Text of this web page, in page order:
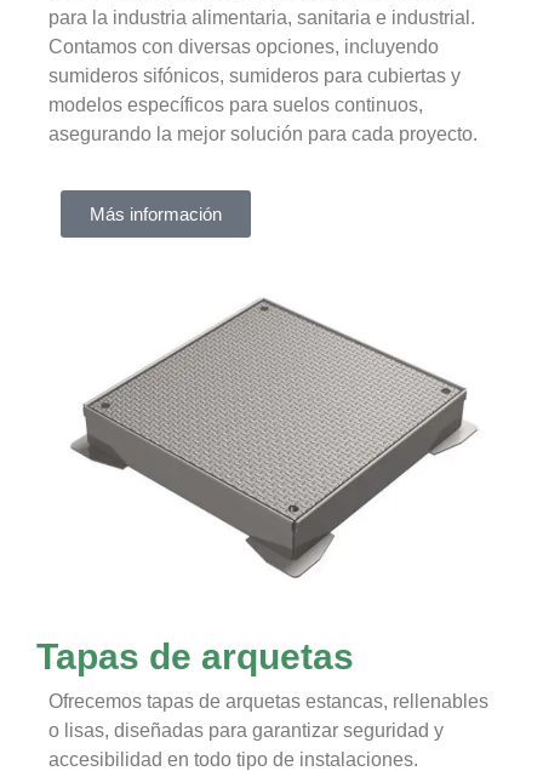
para la industria alimentaria, sanitaria e industrial.
Contamos con diversas opciones, incluyendo
sumideros sifónicos, sumideros para cubiertas y
modelos específicos para suelos continuos,
asegurando la mejor solución para cada proyecto.
Más información
Tapas de arquetas
Ofrecemos tapas de arquetas estancas, rellenables
o lisas, diseñadas para garantizar seguridad y
accesibilidad en todo tipo de instalaciones.